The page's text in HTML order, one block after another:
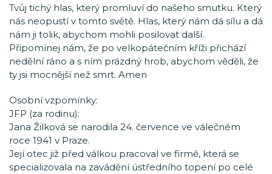
Tvůj tichý hlas, který promluví do našeho smutku. Který
nás neopustí v tomto světě. Hlas, který nám dá sílu a dá
nám ji tolik, abychom mohli posilovat další.
Připomínej nám, že po velkopátečním kříži přichází
nedělní ráno a s ním prázdný hrob, abychom věděli, že
ty jsi mocnější než smrt. Amen
Osobní vzpomínky:
JFP (za rodinu):
Jana Žilková se narodila 24. července ve válečném
roce 1941 v Praze.
Její otec již před válkou pracoval ve firmě, která se
specializovala na zavádění ústředního topení po celé